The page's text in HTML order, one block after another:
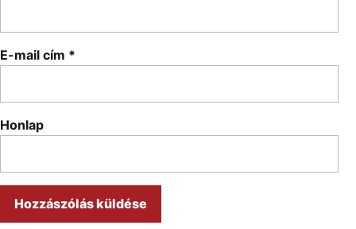
E-mail cím *
Honlap